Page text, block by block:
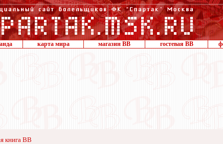
карта мира магазин ВВ гостевая ВВ
книга ВВ